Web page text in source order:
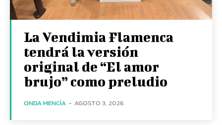
La Vendimia Flamenca
tendrá la versión
original de “El amor
brujo” como preludio
ONDA MENCÍA - AGOSTO 3, 2026